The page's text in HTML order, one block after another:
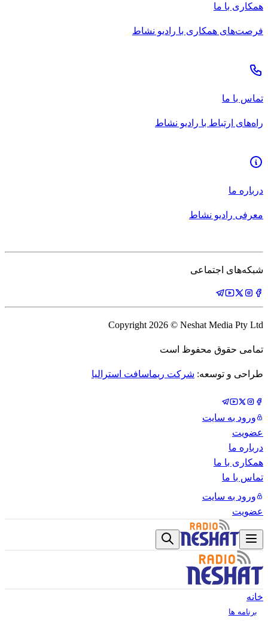
همکاری با ما
فرصت‌های همکاری با رادیو نشاط
تماس با ما
راه‌های ارتباط با رادیو نشاط
درباره ما
معرفی رادیو نشاط
شبکه‌های اجتماعی
Copyright 2026 © Neshat Media Pty Ltd
تمامی حقوق محفوظ است
طراحی و توسعه: شرکت ریماسافت استرالیا
ورود به سایت
عضویت
درباره ما
همکاری با ما
تماس با ما
ورود به سایت
عضویت
خانه
برنامه ها